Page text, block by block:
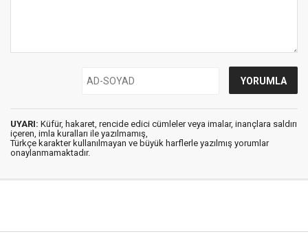
UYARI: Küfür, hakaret, rencide edici cümleler veya imalar, inançlara saldırı
içeren, imla kuralları ile yazılmamış,
Türkçe karakter kullanılmayan ve büyük harflerle yazılmış yorumlar
onaylanmamaktadır.